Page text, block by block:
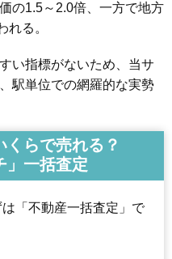
の1.5～2.0倍、一方で地方
れる。
い指標がないため、当サ
駅単位での網羅的な実勢
くらで売れる？
」一括査定
「不動産一括査定」で